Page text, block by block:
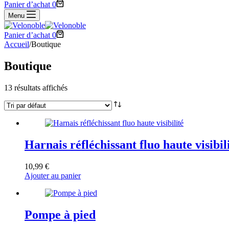
Panier d’achat 0
Menu
Panier d’achat 0
Accueil/Boutique
Boutique
13 résultats affichés
Harnais réfléchissant fluo haute
10,99 €
Ajouter au panier
Pompe à pied